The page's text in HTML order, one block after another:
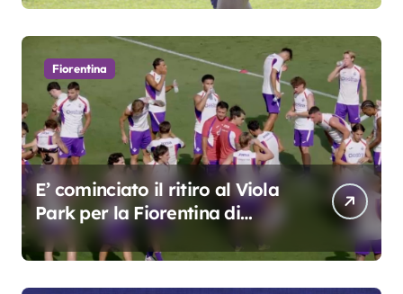
Fiorentina
E’ cominciato il ritiro al Viola
Park per la Fiorentina di
Grosso